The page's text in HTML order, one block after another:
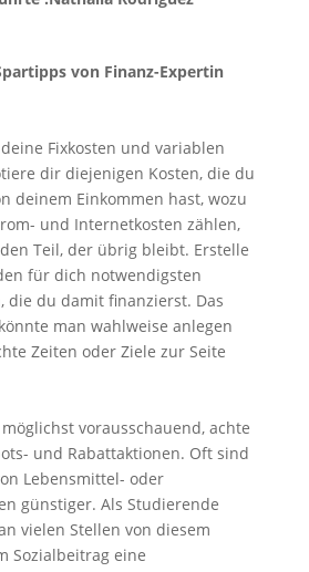
von Finanz-Expertin
Fixkosten und variablen
dir diejenigen Kosten, die du
deinem Einkommen hast, wozu
und Internetkosten zählen,
Teil, der übrig bleibt. Erstelle
für dich notwendigsten
die du damit finanzierst. Das
man wahlweise anlegen
Zeiten oder Ziele zur Seite
vorausschauend, achte
und Rabattaktionen. Oft sind
Lebensmittel- oder
günstiger. Als Studierende
vielen Stellen von diesem
Sozialbeitrag eine